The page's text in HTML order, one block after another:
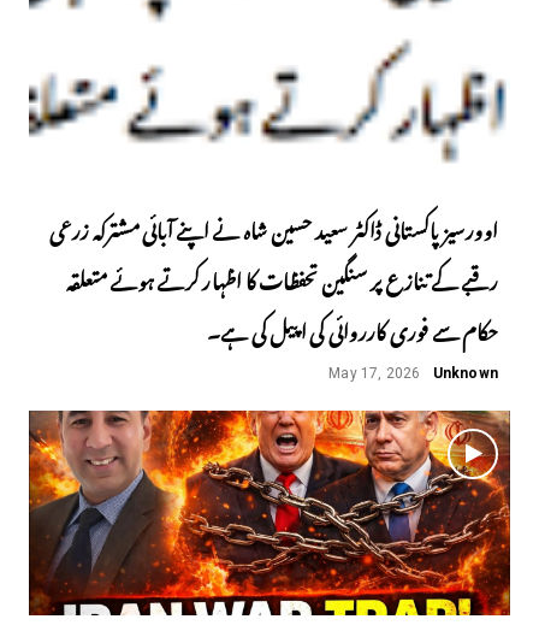
اوورسیز پاکستانی ڈاکٹر سعید حسین شاہ نے اپنے آبائی مشترکہ زرعی
رقبے کے تنازع پر سنگین تحفظات کا اظہار کرتے ہوئے متعلقہ
حکام سے فوری کارروائی کی اپیل کی ہے۔
Unknown
May 17, 2026